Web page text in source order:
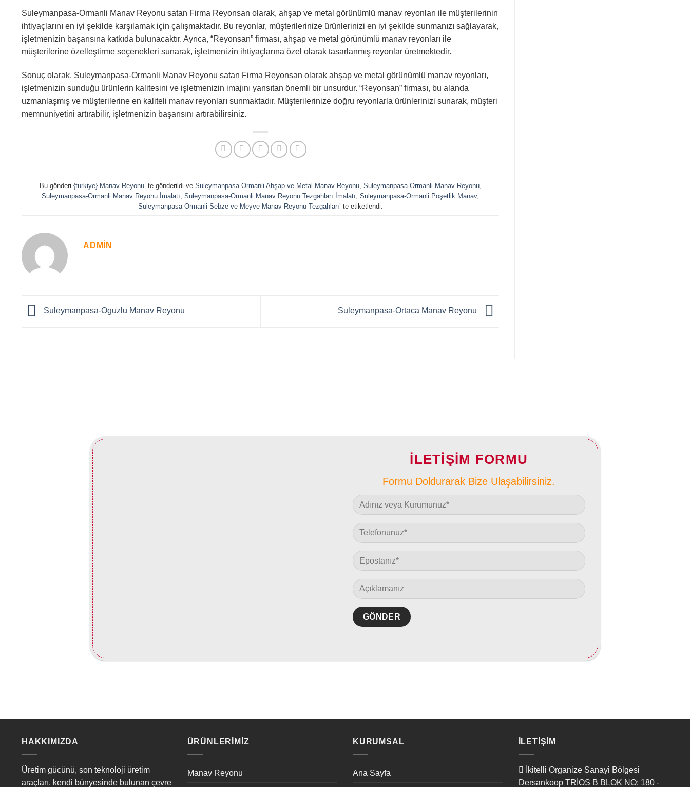
Suleymanpasa-Ormanli Manav Reyonu satan Firma Reyonsan olarak, ahşap ve metal görünümlü manav reyonları ile müşterilerinin
ihtiyaçlarını en iyi şekilde karşılamak için çalışmaktadır. Bu reyonlar, müşterilerinize ürünlerinizi en iyi şekilde sunmanızı sağlayarak,
işletmenizin başarısına katkıda bulunacaktır. Ayrıca, “Reyonsan” firması, ahşap ve metal görünümlü manav reyonları ile
müşterilerine özelleştirme seçenekleri sunarak, işletmenizin ihtiyaçlarına özel olarak tasarlanmış reyonlar üretmektedir.
Sonuç olarak, Suleymanpasa-Ormanli Manav Reyonu satan Firma Reyonsan olarak ahşap ve metal görünümlü manav reyonları,
işletmenizin sunduğu ürünlerin kalitesini ve işletmenizin imajını yansıtan önemli bir unsurdur. “Reyonsan” firması, bu alanda
uzmanlaşmış ve müşterilerine en kaliteli manav reyonları sunmaktadır. Müşterilerinize doğru reyonlarla ürünlerinizi sunarak, müşteri
memnuniyetini artırabilir, işletmenizin başarısını artırabilirsiniz.
Bu gönderi {turkiye} Manav Reyonu’ te gönderildi ve Suleymanpasa-Ormanli Ahşap ve Metal Manav Reyonu, Suleymanpasa-Ormanli Manav Reyonu,
Suleymanpasa-Ormanli Manav Reyonu İmalatı Suleymanpasa-Ormanli Manav Reyonu Tezgahları İmalatı Suleymanpasa-Ormanli Poşetlik Manav,
Suleymanpasa-Ormanli Sebze ve Meyve Manav Reyonu Tezgahları’ te etiketlendi.
ADMIN
Suleymanpasa-Oguzlu Manav Reyonu Suleymanpasa-Ortaca Manav Reyonu
İLETIŞIM FORMU
Formu Doldurarak Bize Ulaşabilirsiniz.
HAKKIMIZDA
Üretim gücünü, son teknoloji üretim
araçları, kendi bünyesinde bulunan çevre
ÜRÜNLERIMIZ
Manav Reyonu
KURUMSAL
Ana Sayfa
İLETIŞIM
İkitelli Organize Sanayi Bölgesi
Dersankoop TRİOS B BLOK NO: 180 -